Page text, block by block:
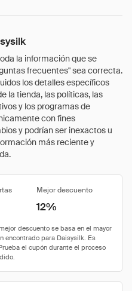
la información que se
frecuentes" sea correcta.
los detalles específicos
la tienda, las políticas, las
y los programas de
con fines
y podrían ser inexactos u
más reciente y
Mejor descuento
12%